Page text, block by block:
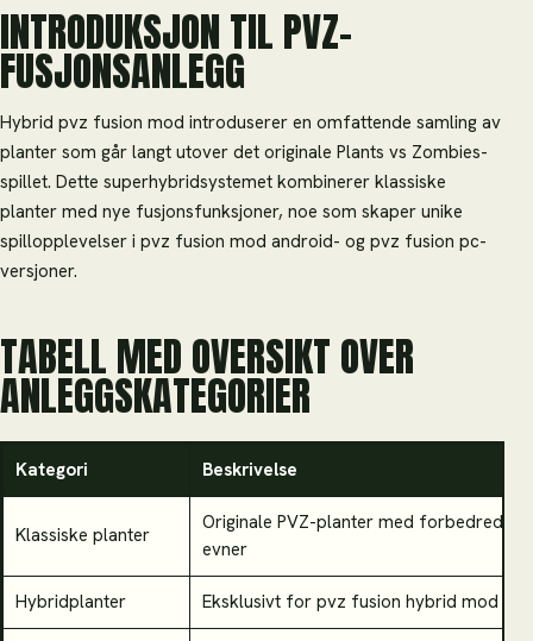
INTRODUKSJON TIL PVZ-
FUSJONSANLEGG
Hybrid pvz fusion mod introduserer en omfattende samling av
planter som går langt utover det originale Plants vs Zombies-
spillet. Dette superhybridsystemet kombinerer klassiske
planter med nye fusjonsfunksjoner, noe som skaper unike
spillopplevelser i pvz fusion mod android- og pvz fusion pc-
versjoner.
TABELL MED OVERSIKT OVER
ANLEGGSKATEGORIER
Kategori Beskrivelse
Klassiske planter
Originale PVZ-planter med forbedrede
evner
Hybridplanter Eksklusivt for pvz fusion hybrid mod